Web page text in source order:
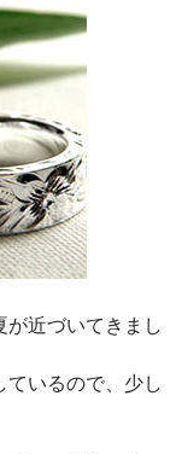
近づいてきまし
いるので、少し